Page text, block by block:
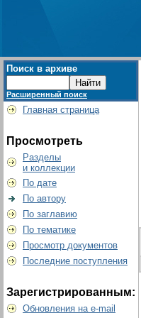
Поиск в архиве
Расширенный поиск
Главная страница
Просмотреть
Разделы
и коллекции
По дате
По автору
По заглавию
По тематике
Просмотр документов
Последние поступления
Зарегистрированным:
Обновления на e-mail